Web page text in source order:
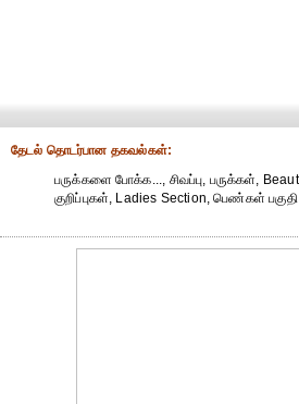
தேட‌ல் தொட‌ர்பான தகவ‌ல்க‌ள்:
பருக்களை போக்க..., சிவப்பு, பருக்கள்,
குறிப்புகள், Ladies Section, பெண்கள் பகுதி